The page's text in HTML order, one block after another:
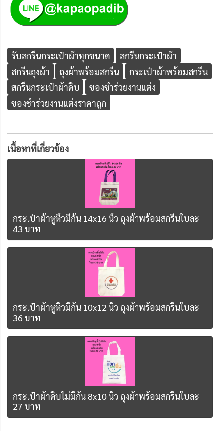
รับสกรีนกระเป๋าผ้าทุกขนาด
สกรีนกระเป๋าผ้า
สกรีนถุงผ้า
ถุงผ้าพร้อมสกรีน
กระเป๋าผ้าพร้อมสกรีน
สกรีนกระเป๋าผ้าดิบ
ของชำร่วยงานแต่ง
ของชำร่วยงานแต่งราคาถูก
เนื้อหาที่เกี่ยวข้อง
กระเป๋าผ้าหูหิ้วมีก้น 14x16 นิ้ว ถุงผ้าพร้อมสกรีนใบละ
43 บาท
กระเป๋าผ้าหูหิ้วมีก้น 10x12 นิ้ว ถุงผ้าพร้อมสกรีนใบละ
36 บาท
กระเป๋าผ้าดิบไม่มีก้น 8x10 นิ้ว ถุงผ้าพร้อมสกรีนใบละ
27 บาท